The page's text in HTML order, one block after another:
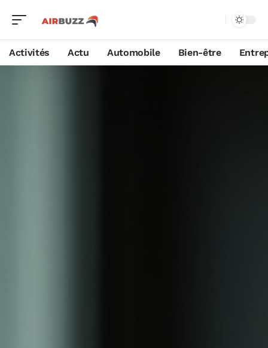
Activités Actu Automobile Bien-être